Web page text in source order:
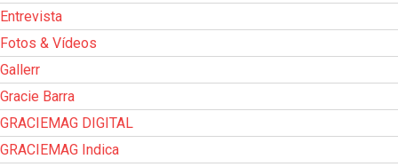
Entrevista
Fotos & Vídeos
Gallerr
Gracie Barra
GRACIEMAG DIGITAL
GRACIEMAG Indica